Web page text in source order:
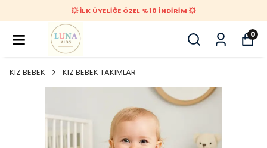
💥 İLK ÜYELİĞE ÖZEL %10 İNDİRİM 💥
0
KIZ BEBEK KIZ BEBEK TAKIMLAR